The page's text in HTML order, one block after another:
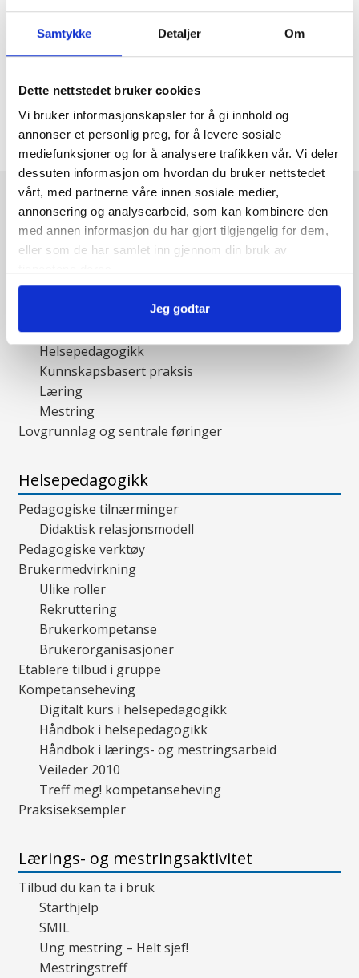
Samtykke Detaljer Om
Dette nettstedet bruker cookies
Vi bruker informasjonskapsler for å gi innhold og
annonser et personlig preg, for å levere sosiale
mediefunksjoner og for å analysere trafikken vår. Vi deler
dessuten informasjon om hvordan du bruker nettstedet
vårt, med partnerne våre innen sosiale medier,
annonsering og analysearbeid, som kan kombinere den
med annen informasjon du har gjort tilgjengelig for dem,
eller som de har samlet inn gjennom din bruk av
Jeg godtar
Nasjonal konferanse høsten 2027
Hva er læring og mestring
Sentrale begreper og teorier
Helsekompetanse
Brukermedvirkning
Helse
Helsepedagogikk
Kunnskapsbasert praksis
Læring
Mestring
Lovgrunnlag og sentrale føringer
Helsepedagogikk
Pedagogiske tilnærminger
Didaktisk relasjonsmodell
Pedagogiske verktøy
Brukermedvirkning
Ulike roller
Rekruttering
Brukerkompetanse
Brukerorganisasjoner
Etablere tilbud i gruppe
Kompetanseheving
Digitalt kurs i helsepedagogikk
Håndbok i helsepedagogikk
Håndbok i lærings- og mestringsarbeid
Veileder 2010
Treff meg! kompetanseheving
Praksiseksempler
Lærings- og mestringsaktivitet
Tilbud du kan ta i bruk
Starthjelp
SMIL
Ung mestring – Helt sjef!
Mestringstreff